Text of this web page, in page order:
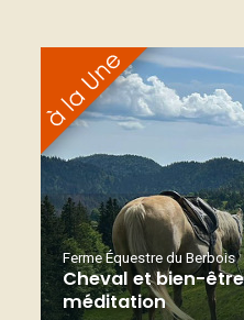
Ferme Équestre du Berbois
Cheval et bien-être
méditation